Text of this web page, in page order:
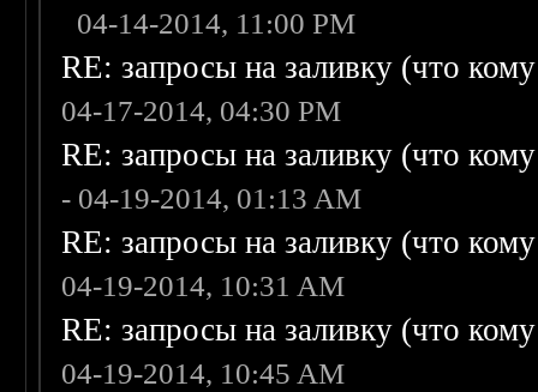
04-14-2014, 11:00 PM
RE: запросы на заливку (что
04-17-2014, 04:30 PM
RE: запросы на заливку (что
- 04-19-2014, 01:13 AM
RE: запросы на заливку (что
04-19-2014, 10:31 AM
RE: запросы на заливку (что
04-19-2014, 10:45 AM